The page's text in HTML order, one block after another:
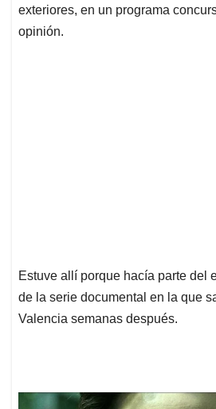
exteriores, en un programa
opinión.
Estuve allí porque hacía parte del
de la serie documental en la que
Valencia semanas después.